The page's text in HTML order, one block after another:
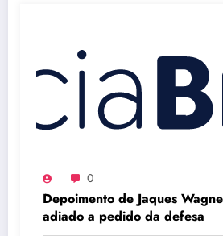
0
Depoimento de Jaques
adiado a pedido da defesa